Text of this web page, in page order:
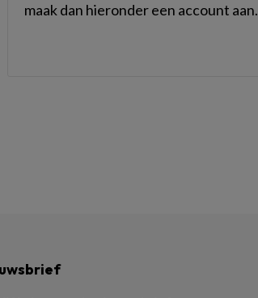
maak dan hieronder een account aan.